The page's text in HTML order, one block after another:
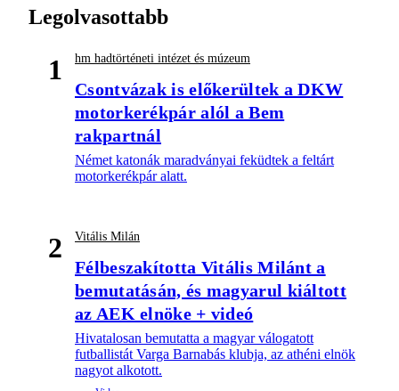
Legolvasottabb
1 hm hadtörténeti intézet és múzeum
Csontvázak is előkerültek a DKW
motorkerékpár alól a Bem
rakpartnál
Német katonák maradványai feküdtek a feltárt
motorkerékpár alatt.
2 Vitális Milán
Félbeszakította Vitális Milánt a
bemutatásán, és magyarul kiáltott
az AEK elnöke + videó
Hivatalosan bemutatta a magyar válogatott
futballistát Varga Barnabás klubja, az athéni elnök
nagyot alkotott.